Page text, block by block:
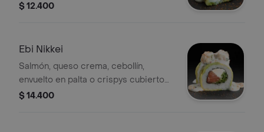
$ 12.400
Ebi Nikkei
Salmón, queso crema, cebollín,
envuelto en palta o crispys cubierto
con tartar de camarones furai, salsa
$ 14.400